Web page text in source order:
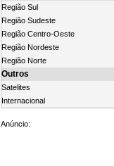
Região Sul
Região Sudeste
Região Centro-Oeste
Região Nordeste
Região Norte
Outros
Satelites
Internacional
Anúncio: